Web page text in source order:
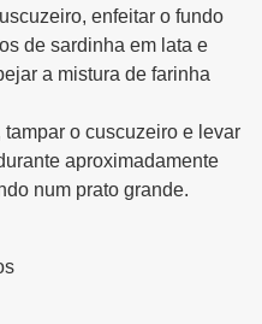
enfeitar o fundo
de sardinha em lata e
a mistura de farinha
o cuscuzeiro e levar
aproximadamente
num prato grande.